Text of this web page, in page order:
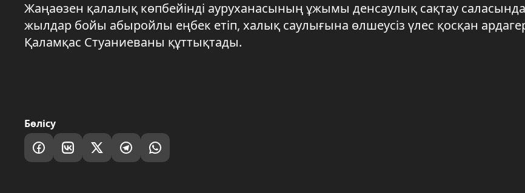
Жаңаөзен қалалық көпбейінді ауруханасының ұжымы денсаулық сақтау
жылдар бойы абыройлы еңбек етіп, халық саулығына өлшеусіз үлес қосқан
Қаламқас Стуаниеваны құттықтады.
Бөлісу